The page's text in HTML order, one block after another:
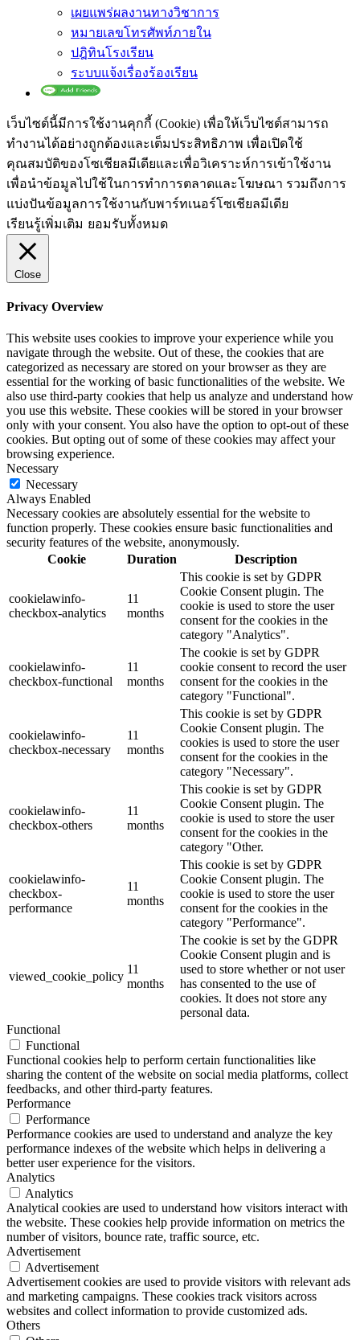
เผยแพร่ผลงานทางวิชาการ
หมายเลขโทรศัพท์ภายใน
ปฎิทินโรงเรียน
ระบบแจ้งเรื่องร้องเรียน
เว็บไซต์นี้มีการใช้งานคุกกี้ (Cookie) เพื่อให้เว็บไซต์สามารถ
ทำงานได้อย่างถูกต้องและเต็มประสิทธิภาพ​ เพื่อเปิดใช้
คุณสมบัติของโซเชียล​มีเดียและเพื่อวิเคราะห์การเข้าใช้งาน
เพื่อนำข้อมูลไปใช้ในการทำการตลาดและโฆษณา​ รวมถึงการ
แบ่งปันข้อมูลการใช้งานกับพาร์ทเนอร์​โซเชียล​มีเดีย
เรียนรู้เพิ่มเติม ยอมรับทั้งหมด
Close
Privacy Overview
This website uses cookies to improve your experience while you
navigate through the website. Out of these, the cookies that are
categorized as necessary are stored on your browser as they are
essential for the working of basic functionalities of the website. We
also use third-party cookies that help us analyze and understand how
you use this website. These cookies will be stored in your browser
only with your consent. You also have the option to opt-out of these
cookies. But opting out of some of these cookies may affect your
browsing experience.
Necessary
Necessary
Always Enabled
Necessary cookies are absolutely essential for the website to
function properly. These cookies ensure basic functionalities and
security features of the website, anonymously.
Cookie
Duration Description
cookielawinfo-
checkbox-analytics
11
months
This cookie is set by GDPR
Cookie Consent plugin. The
cookie is used to store the user
consent for the cookies in the
category "Analytics".
cookielawinfo-
checkbox-functional
11
months
The cookie is set by GDPR
cookie consent to record the user
consent for the cookies in the
category "Functional".
cookielawinfo-
checkbox-necessary
11
months
This cookie is set by GDPR
Cookie Consent plugin. The
cookies is used to store the user
consent for the cookies in the
category "Necessary".
cookielawinfo-
checkbox-others
11
months
This cookie is set by GDPR
Cookie Consent plugin. The
cookie is used to store the user
consent for the cookies in the
category "Other.
cookielawinfo-
checkbox-
performance
11
months
This cookie is set by GDPR
Cookie Consent plugin. The
cookie is used to store the user
consent for the cookies in the
category "Performance".
viewed_cookie_policy
11
months
The cookie is set by the GDPR
Cookie Consent plugin and is
used to store whether or not user
has consented to the use of
cookies. It does not store any
personal data.
Functional
Functional
Functional cookies help to perform certain functionalities like
sharing the content of the website on social media platforms, collect
feedbacks, and other third-party features.
Performance
Performance
Performance cookies are used to understand and analyze the key
performance indexes of the website which helps in delivering a
better user experience for the visitors.
Analytics
Analytics
Analytical cookies are used to understand how visitors interact with
the website. These cookies help provide information on metrics the
number of visitors, bounce rate, traffic source, etc.
Advertisement
Advertisement
Advertisement cookies are used to provide visitors with relevant ads
and marketing campaigns. These cookies track visitors across
websites and collect information to provide customized ads.
Others